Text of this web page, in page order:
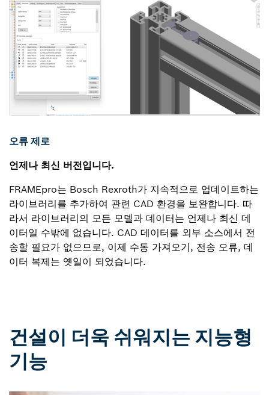
오류 제로
언제나 최신 버전입니다.
FRAMEpro는 Bosch Rexroth가 지속적으로 업데이트하는
라이브러리를 추가하여 관련 CAD 환경을 보완합니다. 따
라서 라이브러리의 모든 모델과 데이터는 언제나 최신 데
이터일 수밖에 없습니다. CAD 데이터를 외부 소스에서 전
송할 필요가 없으므로, 이제 수동 가져오기, 전송 오류, 데
이터 복제는 옛일이 되었습니다.
건설이 더욱 쉬워지는 지능형
기능